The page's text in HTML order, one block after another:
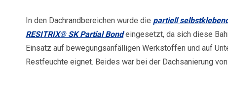
In den Dachrandbereichen wurde die partiell
RESITRIX® SK Partial Bondeingesetzt, da sich diese
Einsatz auf bewegungsanfälligen Werkstoffen und auf
Restfeuchte eignet. Beides war bei der Dachsanierung